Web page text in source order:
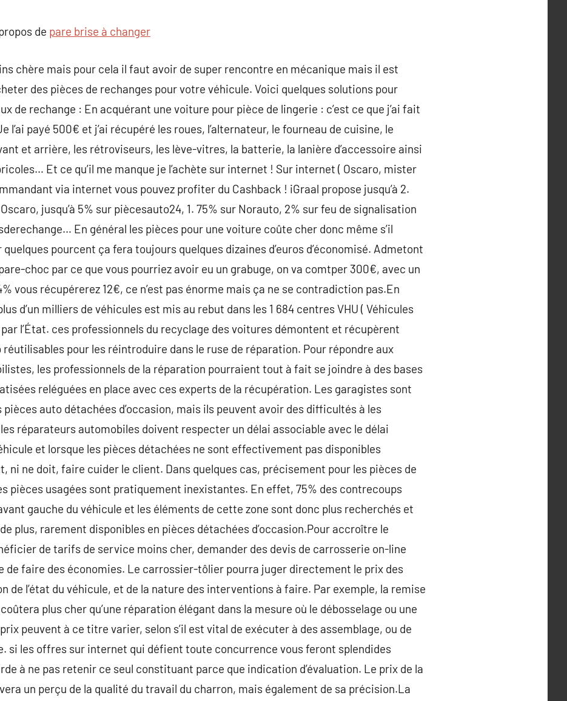
de pare brise à changer
chère mais pour cela il faut avoir de super rencontre en mécanique mais il est
des pièces de rechanges pour votre véhicule. Voici quelques solutions pour
de rechange : En acquérant une voiture pour pièce de lingerie : c’est ce que j’ai fait
l’ai payé 500€ et j’ai récupéré les roues, l’alternateur, le fourneau de cuisine, le
et arrière, les rétroviseurs, les lève-vitres, la batterie, la lanière d’accessoire ainsi
Et ce qu’il me manque je l’achète sur internet ! Sur internet ( Oscaro, mister
via internet vous pouvez profiter du Cashback ! iGraal propose jusqu’à 2.
jusqu’à 5% sur piècesauto24, 1. 75% sur Norauto, 2% sur feu de signalisation
En général les pièces pour une voiture coûte cher donc même s’il
pourcent ça fera toujours quelques dizaines d’euros d’économisé. Admetont
choc par ce que vous pourriez avoir eu un grabuge, on va comtper 300€, avec un
vous récupérerez 12€, ce n’est pas énorme mais ça ne se contradiction pas.En
d’un milliers de véhicules est mis au rebut dans les 1 684 centres VHU ( Véhicules
par l’État. ces professionnels du recyclage des voitures démontent et récupèrent
pour les réintroduire dans le ruse de réparation. Pour répondre aux
les professionnels de la réparation pourraient tout à fait se joindre à des bases
reléguées en place avec ces experts de la récupération. Les garagistes sont
pièces auto détachées d’occasion, mais ils peuvent avoir des difficultés à les
réparateurs automobiles doivent respecter un délai associable avec le délai
et lorsque les pièces détachées ne sont effectivement pas disponibles
ni ne doit, faire cuider le client. Dans quelques cas, précisement pour les pièces de
pièces usagées sont pratiquement inexistantes. En effet, 75% des contrecoups
gauche du véhicule et les éléments de cette zone sont donc plus recherchés et
plus, rarement disponibles en pièces détachées d’occasion.Pour accroître le
de tarifs de service moins cher, demander des devis de carrosserie on-line
de faire des économies. Le carrossier-tôlier pourra juger directement le prix des
de l’état du véhicule, et de la nature des interventions à faire. Par exemple, la remise
plus cher qu’une réparation élégant dans la mesure où le débosselage ou une
peuvent à ce titre varier, selon s’il est vital de exécuter à des assemblage, ou de
si les offres sur internet qui défient toute concurrence vous feront splendides
à ne pas retenir ce seul constituant parce que indication d’évaluation. Le prix de la
un perçu de la qualité du travail du charron, mais également de sa précision.La